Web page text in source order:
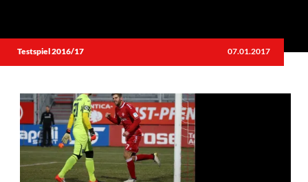
Testspiel 2016/17 07.01.2017